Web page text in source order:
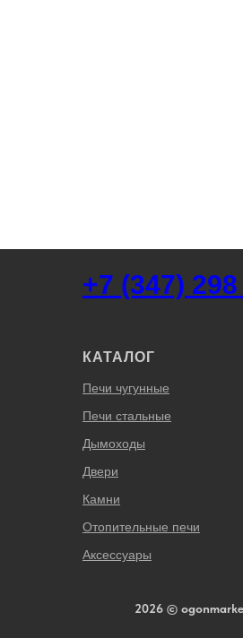
+7 (347)
КАТАЛОГ
Печи чугунные
Печи стальные
Дымоходы
Двери
Камни
Отопительные печи
Аксессуары
2026 ©